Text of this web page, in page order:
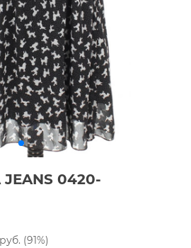
JEANS 0420-
(91%)